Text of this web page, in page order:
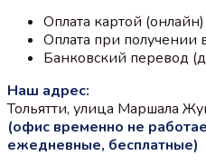
Оплата картой (онлайн)
Оплата при получении
Банковский перевод
Наш адрес:
Тольятти, улица Маршала
(офис временно не
ежедневные, бесплатные)